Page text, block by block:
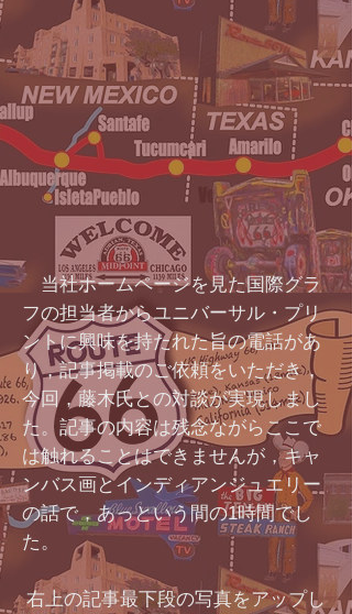
当社ホームページを見た国際グラ
フの担当者からユニバーサル・プリ
ントに興味を持たれた旨の電話があ
り，記事掲載のご依頼をいただき，
今回，藤木氏との対談が実現しまし
た。記事の内容は残念ながらここで
は触れることはできませんが，キャ
ンバス画とインディアンジュエリー
の話で，あっという間の1時間でし
た。
右上の記事最下段の写真をアップし